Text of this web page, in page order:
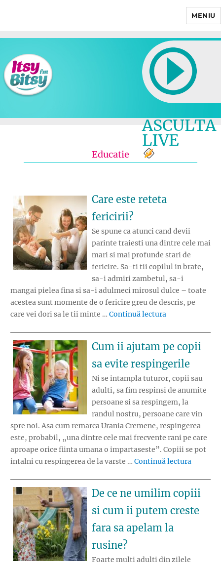
MENIU
ASCULTA
LIVE
Educatie
Care este reteta
fericirii?
Se spune ca atunci cand devii
parinte traiesti una dintre cele mai
mari si mai profunde stari de
fericire. Sa-ti tii copilul in brate,
sa-i admiri zambetul, sa-i
mangai pielea fina si sa-i adulmeci mirosul dulce – toate
acestea sunt momente de o fericire greu de descris, pe
care vei dori sa le tii minte … Continuă lectura
Cum ii ajutam pe copii
sa evite respingerile
Ni se intampla tuturor, copii sau
adulti, sa fim respinsi de anumite
persoane si sa respingem, la
randul nostru, persoane care vin
spre noi. Asa cum remarca Urania Cremene, respingerea
este, probabil, „una dintre cele mai frecvente rani pe care
aproape orice fiinta umana o impartaseste”. Copiii se pot
intalni cu respingerea de la varste … Continuă lectura
De ce ne umilim copiii
si cum ii putem creste
fara sa apelam la
rusine?
Foarte multi adulti din zilele